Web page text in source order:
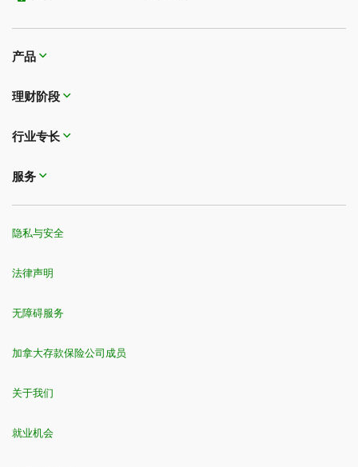
产品
理财阶段
行业专长
服务
隐私与安全
法律声明
无障碍服务
加拿大存款保险公司成员
关于我们
就业机会